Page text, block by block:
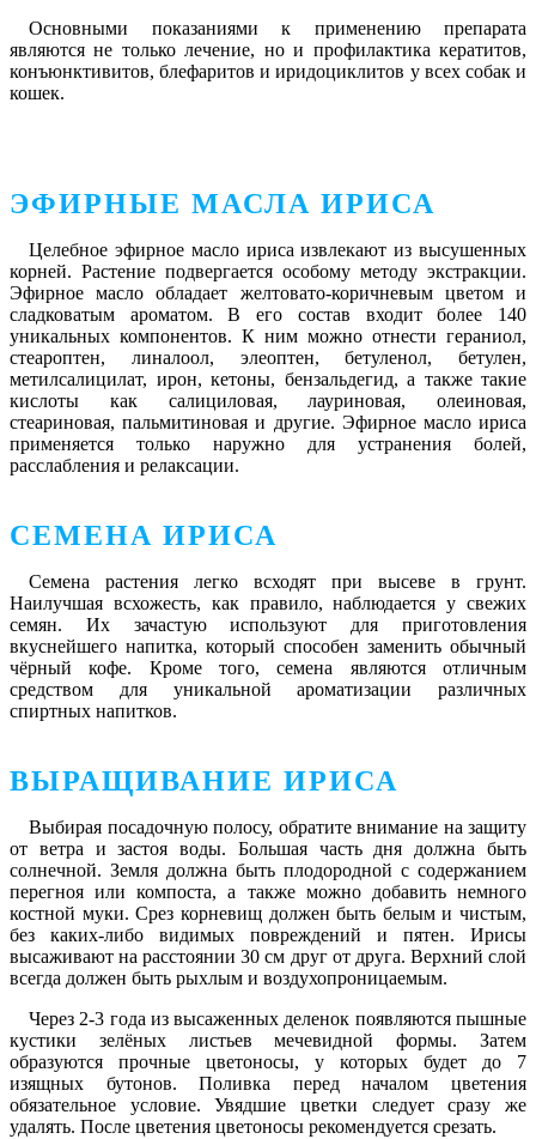
Основными показаниями к применению препарата
являются не только лечение, но и профилактика кератитов,
конъюнктивитов, блефаритов и иридоциклитов у всех собак и
кошек.
ЭФИРНЫЕ МАСЛА ИРИСА
Целебное эфирное масло ириса извлекают из высушенных
корней. Растение подвергается особому методу экстракции.
Эфирное масло обладает желтовато-коричневым цветом и
сладковатым ароматом. В его состав входит более 140
уникальных компонентов. К ним можно отнести гераниол,
стеароптен, линалоол, элеоптен, бетуленол, бетулен,
метилсалицилат, ирон, кетоны, бензальдегид, а также такие
кислоты как салициловая, лауриновая, олеиновая,
стеариновая, пальмитиновая и другие. Эфирное масло ириса
применяется только наружно для устранения болей,
расслабления и релаксации.
СЕМЕНА ИРИСА
Семена растения легко всходят при высеве в грунт.
Наилучшая всхожесть, как правило, наблюдается у свежих
семян. Их зачастую используют для приготовления
вкуснейшего напитка, который способен заменить обычный
чёрный кофе. Кроме того, семена являются отличным
средством для уникальной ароматизации различных
спиртных напитков.
ВЫРАЩИВАНИЕ ИРИСА
Выбирая посадочную полосу, обратите внимание на защиту
от ветра и застоя воды. Большая часть дня должна быть
солнечной. Земля должна быть плодородной с содержанием
перегноя или компоста, а также можно добавить немного
костной муки. Срез корневищ должен быть белым и чистым,
без каких-либо видимых повреждений и пятен. Ирисы
высаживают на расстоянии 30 см друг от друга. Верхний слой
всегда должен быть рыхлым и воздухопроницаемым.
Через 2-3 года из высаженных деленок появляются пышные
кустики зелёных листьев мечевидной формы. Затем
образуются прочные цветоносы, у которых будет до 7
изящных бутонов. Поливка перед началом цветения
обязательное условие. Увядшие цветки следует сразу же
удалять. После цветения цветоносы рекомендуется срезать.